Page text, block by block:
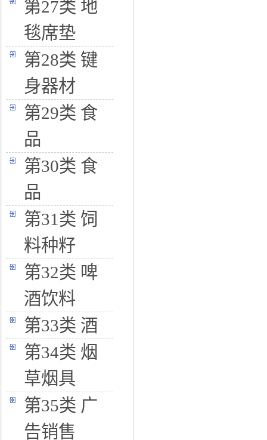
第27类 地
毯席垫
第28类 键
身器材
第29类 食
品
第30类 食
品
第31类 饲
料种籽
第32类 啤
酒饮料
第33类 酒
第34类 烟
草烟具
第35类 广
告销售